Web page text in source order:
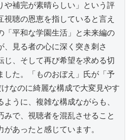
や補完が素晴らしい」という評
視聴の恩恵を指していると言え
「平和な学園生活」と未来編の
、見る者の心に深く突き刺さ
じ、そして再び希望を求める切
した。「ものおぼえ」氏が「予
なのに綺麗な構成で大変見やす
うに、複雑な構成ながらも、
みで、視聴者を混乱させること
あったと感じています。